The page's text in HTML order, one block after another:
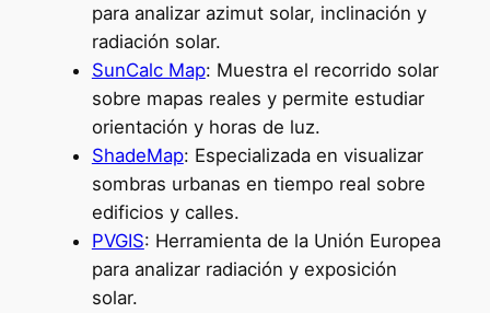
para analizar azimut solar, inclinación y
radiación solar.
SunCalc Map: Muestra el recorrido solar
sobre mapas reales y permite estudiar
orientación y horas de luz.
ShadeMap: Especializada en visualizar
sombras urbanas en tiempo real sobre
edificios y calles.
PVGIS: Herramienta de la Unión Europea
para analizar radiación y exposición
solar.